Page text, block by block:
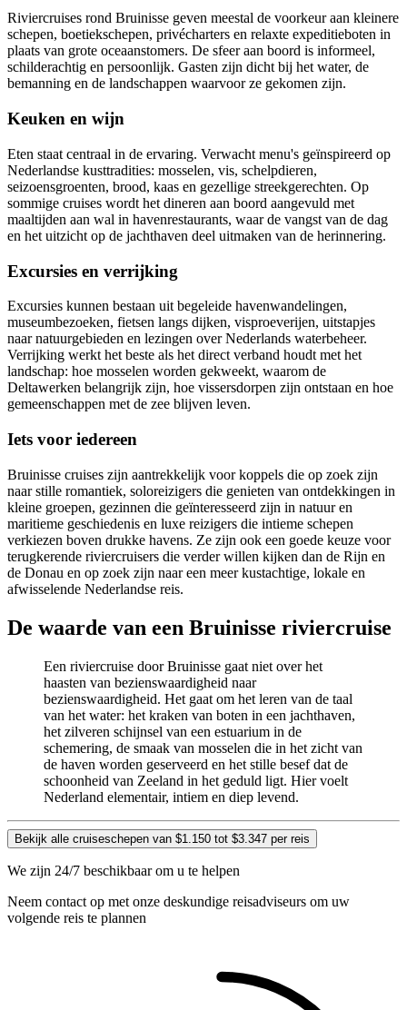
Riviercruises rond Bruinisse geven meestal de voorkeur aan kleinere
schepen, boetiekschepen, privécharters en relaxte expeditieboten in
plaats van grote oceaanstomers. De sfeer aan boord is informeel,
schilderachtig en persoonlijk. Gasten zijn dicht bij het water, de
bemanning en de landschappen waarvoor ze gekomen zijn.
Keuken en wijn
Eten staat centraal in de ervaring. Verwacht menu's geïnspireerd op
Nederlandse kusttradities: mosselen, vis, schelpdieren,
seizoensgroenten, brood, kaas en gezellige streekgerechten. Op
sommige cruises wordt het dineren aan boord aangevuld met
maaltijden aan wal in havenrestaurants, waar de vangst van de dag
en het uitzicht op de jachthaven deel uitmaken van de herinnering.
Excursies en verrijking
Excursies kunnen bestaan uit begeleide havenwandelingen,
museumbezoeken, fietsen langs dijken, visproeverijen, uitstapjes
naar natuurgebieden en lezingen over Nederlands waterbeheer.
Verrijking werkt het beste als het direct verband houdt met het
landschap: hoe mosselen worden gekweekt, waarom de
Deltawerken belangrijk zijn, hoe vissersdorpen zijn ontstaan en hoe
gemeenschappen met de zee blijven leven.
Iets voor iedereen
Bruinisse cruises zijn aantrekkelijk voor koppels die op zoek zijn
naar stille romantiek, soloreizigers die genieten van ontdekkingen in
kleine groepen, gezinnen die geïnteresseerd zijn in natuur en
maritieme geschiedenis en luxe reizigers die intieme schepen
verkiezen boven drukke havens. Ze zijn ook een goede keuze voor
terugkerende riviercruisers die verder willen kijken dan de Rijn en
de Donau en op zoek zijn naar een meer kustachtige, lokale en
afwisselende Nederlandse reis.
De waarde van een Bruinisse riviercruise
Een riviercruise door Bruinisse gaat niet over het
haasten van bezienswaardigheid naar
bezienswaardigheid. Het gaat om het leren van de taal
van het water: het kraken van boten in een jachthaven,
het zilveren schijnsel van een estuarium in de
schemering, de smaak van mosselen die in het zicht van
de haven worden geserveerd en het stille besef dat de
schoonheid van Zeeland in het geduld ligt. Hier voelt
Nederland elementair, intiem en diep levend.
Bekijk alle cruiseschepen van $1.150 tot $3.347 per reis
We zijn 24/7 beschikbaar om u te helpen
Neem contact op met onze deskundige reisadviseurs om uw
volgende reis te plannen